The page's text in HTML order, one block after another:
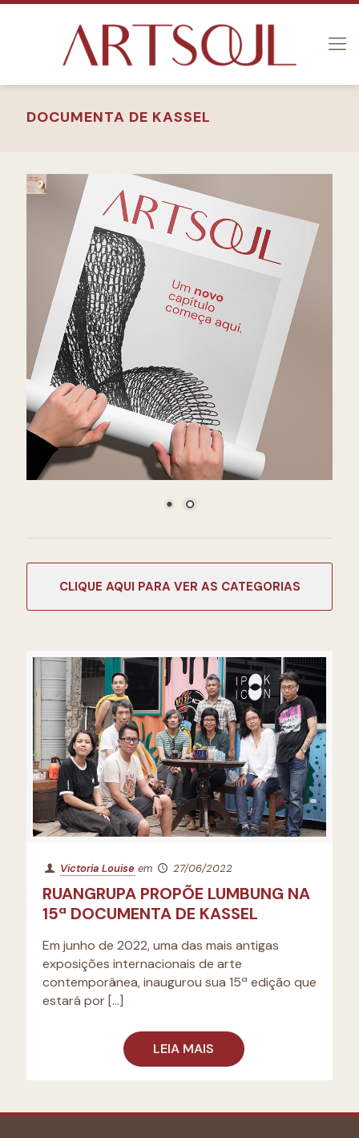
DOCUMENTA DE KASSEL
Victoria Louise em 27/06/2022
RUANGRUPA PROPÕE LUMBUNG NA
15ª DOCUMENTA DE KASSEL
Em junho de 2022, uma das mais antigas
exposições internacionais de arte
contemporânea, inaugurou sua 15ª edição que
estará por […]
LEIA MAIS
CATEGORIAS